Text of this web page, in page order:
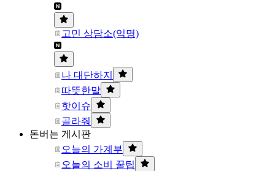
고민 상담소(익명)
나 대단하지
따뜻한말
핫이슈
골라줘
돈버는 게시판
오늘의 가계부
오늘의 소비 꿀팁